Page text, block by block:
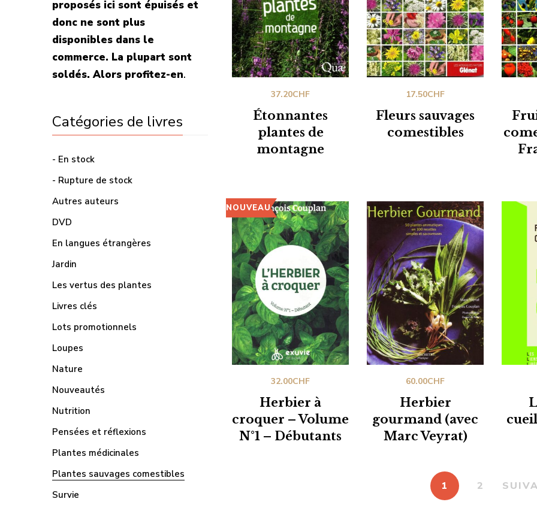
Étonnantes
plantes de
montagne
37.20CHF
Fleurs sauvages
comestibles
17.50CHF
NOUVEAU
Herbier à
croquer – Volume
N°1 – Débutants
32.00CHF
Herbier
gourmand (avec
Marc Veyrat)
60.00CHF
1 2
proposés ici sont épuisés et
donc ne sont plus
disponibles dans le
commerce. La plupart sont
soldés. Alors profitez-en.
Catégories de livres
- En stock
- Rupture de stock
Autres auteurs
DVD
En langues étrangères
Jardin
Les vertus des plantes
Livres clés
Lots promotionnels
Loupes
Nature
Nouveautés
Nutrition
Pensées et réflexions
Plantes médicinales
Plantes sauvages comestibles
Survie